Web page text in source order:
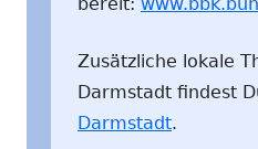
Zusätzliche lokale
Darmstadt findest
Darmstadt.